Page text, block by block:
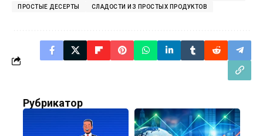
ПРОСТЫЕ ДЕСЕРТЫ
СЛАДОСТИ ИЗ ПРОСТЫХ ПРОДУКТОВ
Рубрикатор